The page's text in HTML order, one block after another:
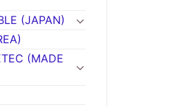
(JAPAN)
(MADE